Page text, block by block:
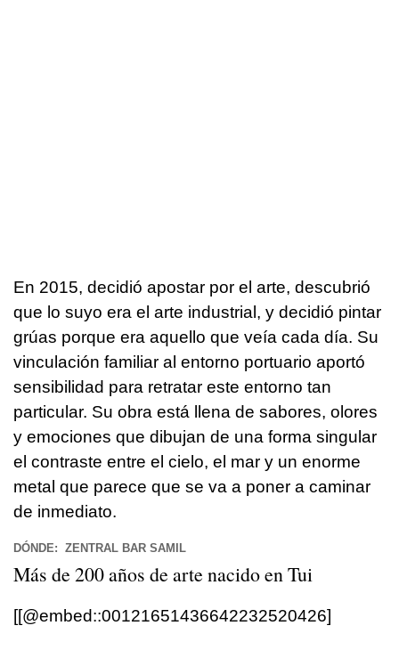
En 2015, decidió apostar por el arte, descubrió
que lo suyo era el arte industrial, y decidió pintar
grúas porque era aquello que veía cada día. Su
vinculación familiar al entorno portuario aportó
sensibilidad para retratar este entorno tan
particular. Su obra está llena de sabores, olores
y emociones que dibujan de una forma singular
el contraste entre el cielo, el mar y un enorme
metal que parece que se va a poner a caminar
de inmediato.
DÓNDE: ZENTRAL BAR SAMIL
Más de 200 años de arte nacido en Tui
[[@embed::00121651436642232520426]